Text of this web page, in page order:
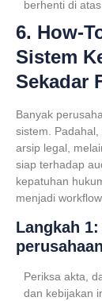
berhenti di atas
6. How-
Sistem
Sekadar
Banyak
sistem.
arsip legal,
siap terhadap
kepatuhan
menjadi
Langkah
perusahaan
Periksa akta,
dan kebijakan